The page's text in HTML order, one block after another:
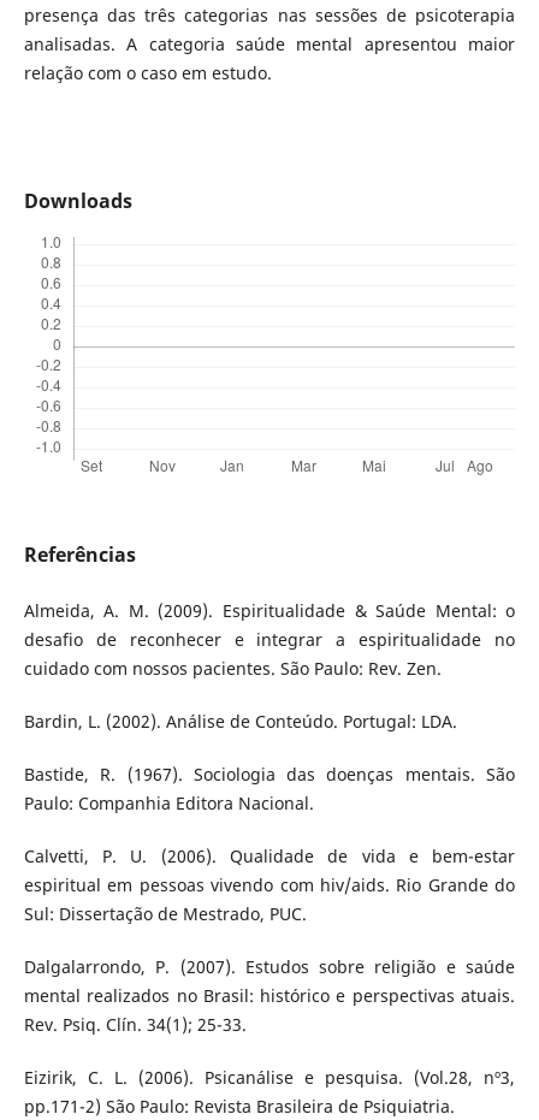
presença das três categorias nas sessões de psicoterapia
analisadas. A categoria saúde mental apresentou maior
relação com o caso em estudo.
Downloads
Referências
Almeida, A. M. (2009). Espiritualidade & Saúde Mental: o
desafio de reconhecer e integrar a espiritualidade no
cuidado com nossos pacientes. São Paulo: Rev. Zen.
Bardin, L. (2002). Análise de Conteúdo. Portugal: LDA.
Bastide, R. (1967). Sociologia das doenças mentais. São
Paulo: Companhia Editora Nacional.
Calvetti, P. U. (2006). Qualidade de vida e bem-estar
espiritual em pessoas vivendo com hiv/aids. Rio Grande do
Sul: Dissertação de Mestrado, PUC.
Dalgalarrondo, P. (2007). Estudos sobre religião e saúde
mental realizados no Brasil: histórico e perspectivas atuais.
Rev. Psiq. Clín. 34(1); 25-33.
Eizirik, C. L. (2006). Psicanálise e pesquisa. (Vol.28, nº3,
pp.171-2) São Paulo: Revista Brasileira de Psiquiatria.